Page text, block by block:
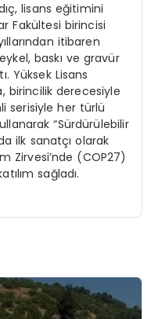
lisans eğitimini
Fakültesi birincisi
itibaren
baskı ve gravür
Yüksek Lisans
birincilik derecesiyle
serisiyle her türlü
“Sürdürülebilir
ilk sanatçı olarak
Zirvesi’nde (COP27)
sağladı.